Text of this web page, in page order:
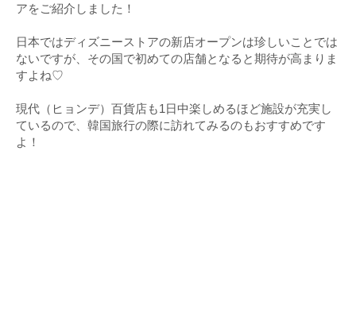
アをご紹介しました！
日本ではディズニーストアの新店オープンは珍しいことでは
ないですが、その国で初めての店舗となると期待が高まりま
すよね♡
現代（ヒョンデ）百貨店も1日中楽しめるほど施設が充実し
ているので、韓国旅行の際に訪れてみるのもおすすめです
よ！